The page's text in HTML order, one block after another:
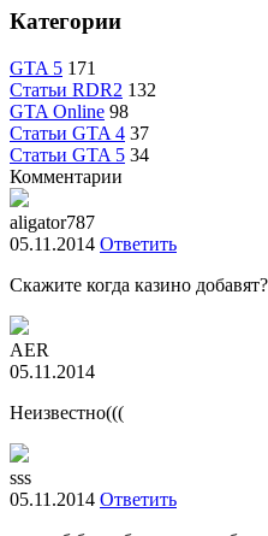
Категории
GTA 5 171
Статьи RDR2 132
GTA Online 98
Статьи GTA 4 37
Статьи GTA 5 34
Комментарии
aligator787
05.11.2014 Ответить
Скажите когда казино
AER
05.11.2014
Неизвестно(((
sss
05.11.2014 Ответить